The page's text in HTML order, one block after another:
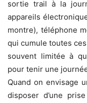
sortie trail à la
appareils
montre), téléphone
qui cumule toutes
souvent limitée à
pour tenir une
Quand on envisage
disposer d’une